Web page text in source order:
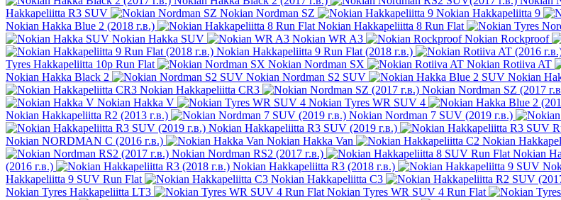
Hakkapeliitta R3 SUV
Nokian Nordman SZ Nokian Hakkapeliitta 9
Nokian Hakka Blue 2 (2018 г.в.)
Nokian Hakkapeliitta 8 Run Flat
Nokian Hakka SUV
Nokian WR A3 Nokian Rockproof
Nokian Hakkapeliitta 9 Run Flat (2018 г.в.)
Tyres Hakkapeliitta 10p Run Flat
Nokian Nordman SX Nokian Rotiiva AT
Nokian Hakka Black 2
Nokian Nordman S2 SUV Nokian
Nokian Hakkapeliitta CR3
Nokian Nordman SZ (2017
Nokian Hakka V
Nokian Tyres WR SUV 4
Nokian Hakkapeliitta R2 (2013 г.в.)
Nokian Nordman 7 SUV (2019 г.в.)
Nokian Hakkapeliitta R3 SUV (2019 г.в.)
Nokian NORDMAN C (2016 г.в.)
Nokian Hakka Van Nokian
Nokian Nordman RS2 (2017 г.в.)
Nokian
(2016 г.в.)
Nokian Hakkapeliitta R3 (2018 г.в.)
Hakkapeliitta 9 SUV Run Flat
Nokian Hakkapeliitta C3
Nokian Tyres Hakkapeliitta LT3
Nokian Tyres WR SUV 4 Run Flat